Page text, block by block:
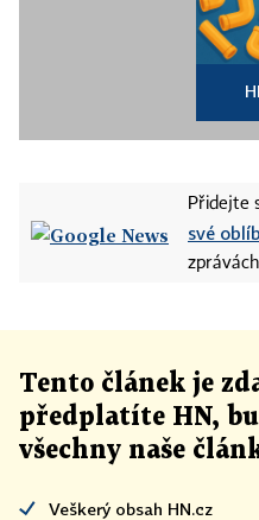
Přidejte
své
Tento článek je
předplatíte HN,
všechny naše
Veškerý obsah HN.cz